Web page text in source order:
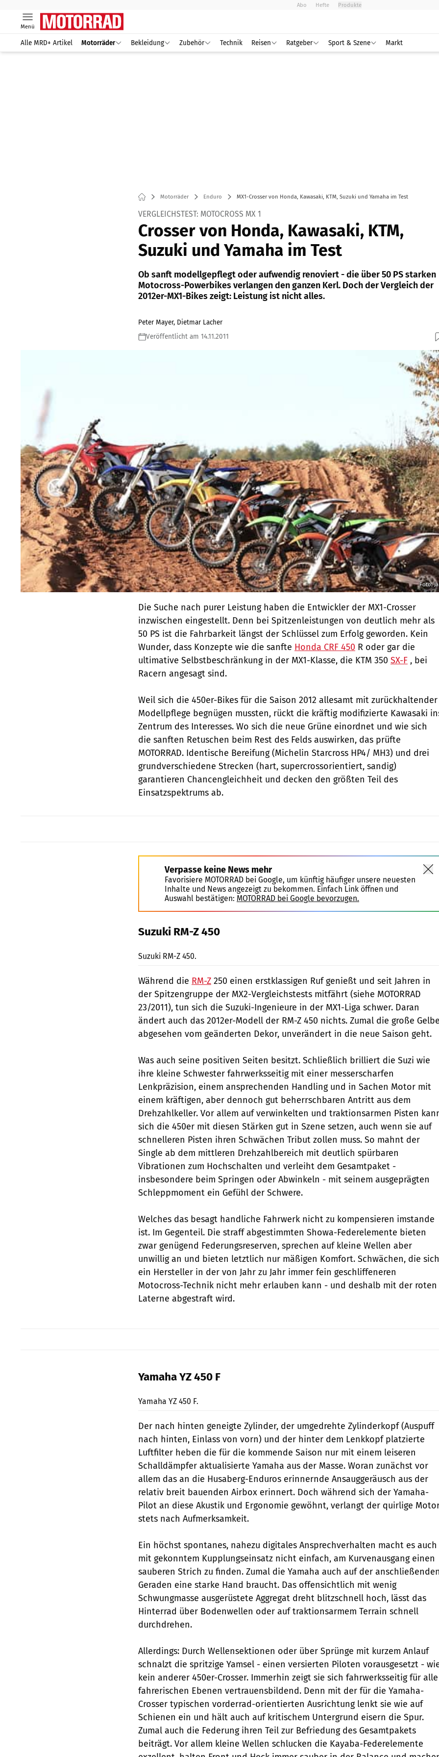
Abo Hefte Produkte
Menü
Alle MRD+ Artikel Motorräder Bekleidung Zubehör Technik Reisen Ratgeber Sport & Szene Markt
Motorräder Enduro MX1-Crosser von Honda, Kawasaki, KTM, Suzuki und Yamaha im Test
VERGLEICHSTEST: MOTOCROSS MX 1
Crosser von Honda, Kawasaki, KTM,
Suzuki und Yamaha im Test
Ob sanft modellgepflegt oder aufwendig renoviert - die über 50 PS starken
Motocross-Powerbikes verlangen den ganzen Kerl. Doch der Vergleich der
2012er-MX1-Bikes zeigt: Leistung ist nicht alles.
Peter Mayer, Dietmar Lacher
Veröffentlicht am 14.11.2011
Foto:
Die Suche nach purer Leistung haben die Entwickler der MX1-Crosser
inzwischen eingestellt. Denn bei Spitzenleistungen von deutlich mehr als
50 PS ist die Fahrbarkeit längst der Schlüssel zum Erfolg geworden. Kein
Wunder, dass Konzepte wie die sanfte Honda CRF 450 R oder gar die
ultimative Selbstbeschränkung in der MX1-Klasse, die KTM 350 SX-F , bei
Racern angesagt sind.
Weil sich die 450er-Bikes für die Saison 2012 allesamt mit zurückhaltender
Modellpflege begnügen mussten, rückt die kräftig modifizierte Kawasaki
Zentrum des Interesses. Wo sich die neue Grüne einordnet und wie sich
die sanften Retuschen beim Rest des Felds auswirken, das prüfte
MOTORRAD. Identische Bereifung (Michelin Starcross HP4/ MH3) und drei
grundverschiedene Strecken (hart, supercrossorientiert, sandig)
garantieren Chancengleichheit und decken den größten Teil des
Einsatzspektrums ab.
Verpasse keine News mehr
Favorisiere MOTORRAD bei Google, um künftig häufiger unsere neuesten
Inhalte und News angezeigt zu bekommen. Einfach Link öffnen und
Auswahl bestätigen: MOTORRAD bei Google bevorzugen.
Suzuki RM-Z 450
Suzuki RM-Z 450.
Während die RM-Z 250 einen erstklassigen Ruf genießt und seit Jahren in
der Spitzengruppe der MX2-Vergleichstests mitfährt (siehe MOTORRAD
23/2011), tun sich die Suzuki-Ingenieure in der MX1-Liga schwer. Daran
ändert auch das 2012er-Modell der RM-Z 450 nichts. Zumal die große
abgesehen vom geänderten Dekor, unverändert in die neue Saison geht.
Was auch seine positiven Seiten besitzt. Schließlich brilliert die Suzi wie
ihre kleine Schwester fahrwerksseitig mit einer messerscharfen
Lenkpräzision, einem ansprechenden Handling und in Sachen Motor mit
einem kräftigen, aber dennoch gut beherrschbaren Antritt aus dem
Drehzahlkeller. Vor allem auf verwinkelten und traktionsarmen Pisten
sich die 450er mit diesen Stärken gut in Szene setzen, auch wenn sie auf
schnelleren Pisten ihren Schwächen Tribut zollen muss. So mahnt der
Single ab dem mittleren Drehzahlbereich mit deutlich spürbaren
Vibrationen zum Hochschalten und verleiht dem Gesamtpaket -
insbesondere beim Springen oder Abwinkeln - mit seinem ausgeprägten
Schleppmoment ein Gefühl der Schwere.
Welches das besagt handliche Fahrwerk nicht zu kompensieren imstande
ist. Im Gegenteil. Die straff abgestimmten Showa-Federelemente bieten
zwar genügend Federungsreserven, sprechen auf kleine Wellen aber
unwillig an und bieten letztlich nur mäßigen Komfort. Schwächen, die sich
ein Hersteller in der von Jahr zu Jahr immer fein geschliffeneren
Motocross-Technik nicht mehr erlauben kann - und deshalb mit der roten
Laterne abgestraft wird.
Yamaha YZ 450 F
Yamaha YZ 450 F.
Der nach hinten geneigte Zylinder, der umgedrehte Zylinderkopf (Auspuff
nach hinten, Einlass von vorn) und der hinter dem Lenkkopf platzierte
Luftfilter heben die für die kommende Saison nur mit einem leiseren
Schalldämpfer aktualisierte Yamaha aus der Masse. Woran zunächst vor
allem das an die Husaberg-Enduros erinnernde Ansauggeräusch aus der
relativ breit bauenden Airbox erinnert. Doch während sich der Yamaha-
Pilot an diese Akustik und Ergonomie gewöhnt, verlangt der quirlige
stets nach Aufmerksamkeit.
Ein höchst spontanes, nahezu digitales Ansprechverhalten macht es auch
mit gekonntem Kupplungseinsatz nicht einfach, am Kurvenausgang einen
sauberen Strich zu finden. Zumal die Yamaha auch auf der
Geraden eine starke Hand braucht. Das offensichtlich mit wenig
Schwungmasse ausgerüstete Aggregat dreht blitzschnell hoch, lässt das
Hinterrad über Bodenwellen oder auf traktionsarmem Terrain schnell
durchdrehen.
Allerdings: Durch Wellensektionen oder über Sprünge mit kurzem Anlauf
schnalzt die spritzige Yamsel - einen versierten Piloten vorausgesetzt -
kein anderer 450er-Crosser. Immerhin zeigt sie sich fahrwerksseitig für alle
fahrerischen Ebenen vertrauensbildend. Denn mit der für die Yamaha-
Crosser typischen vorderrad-orientierten Ausrichtung lenkt sie wie auf
Schienen ein und hält auch auf kritischem Untergrund eisern die Spur.
Zumal auch die Federung ihren Teil zur Befriedung des Gesamtpakets
beiträgt. Vor allem kleine Wellen schlucken die Kayaba-Federelemente